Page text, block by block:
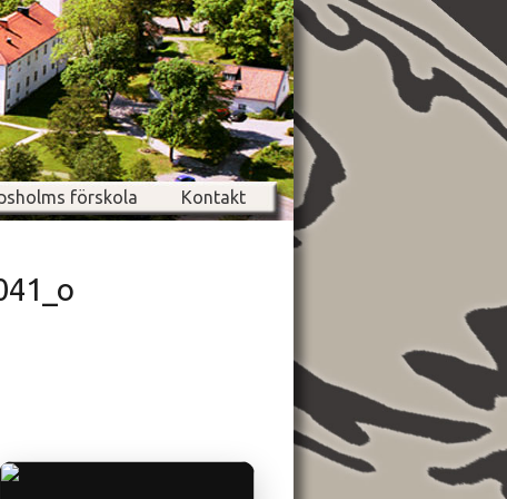
förskola Kontakt